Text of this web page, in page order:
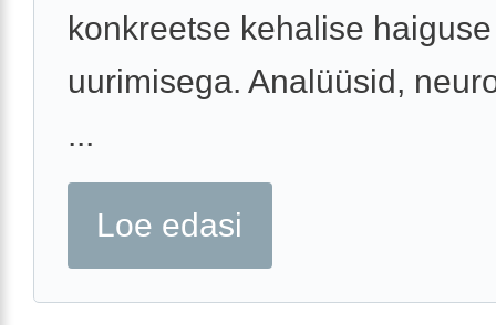
konkreetse kehalise haiguse
uurimisega. Analüüsid,
...
Loe edasi